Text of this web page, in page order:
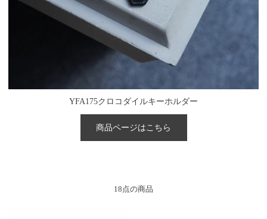
YFA175クロコダイルキーホルダー
商品ページはこちら
18点の商品